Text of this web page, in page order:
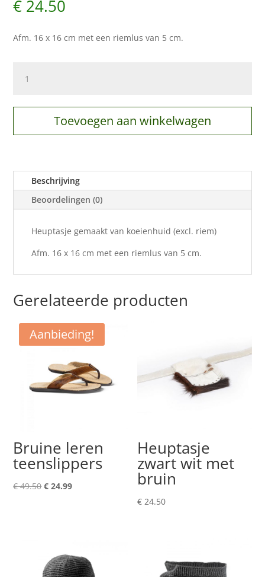
€ 24.50
Afm. 16 x 16 cm met een riemlus van 5 cm.
zwart
witte
aantal
Toevoegen aan winkelwagen
Beschrijving
Beoordelingen (0)
Heuptasje gemaakt van koeienhuid (excl. riem)
Afm. 16 x 16 cm met een riemlus van 5 cm.
Gerelateerde producten
Aanbieding!
Bruine leren
teenslippers
€49.50Oorspronkelijke
€ 24.99Huidige
Heuptasje
zwart wit met
bruin
€ 24.50